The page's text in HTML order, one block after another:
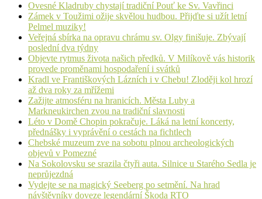
Ovesné Kladruby chystají tradiční Pouť ke Sv. Vavřinci
Zámek v Toužimi ožije skvělou hudbou. Přijďte si užít letní
Pelmel muziky!
Veřejná sbírka na opravu chrámu sv. Olgy finišuje. Zbývají
poslední dva týdny
Objevte rytmus života našich předků. V Milíkově vás historik
provede proměnami hospodaření i svátků
Kradl ve Františkových Lázních i v Chebu! Zloději kol hrozí
až dva roky za mřížemi
Zažijte atmosféru na hranicích. Města Luby a
Markneukirchen zvou na tradiční slavnosti
Léto v Domě Chopin pokračuje. Láká na letní koncerty,
přednášky i vyprávění o cestách na fichtlech
Chebské muzeum zve na sobotu plnou archeologických
objevů v Pomezné
Na Sokolovsku se srazila čtyři auta. Silnice u Starého Sedla je
neprůjezdná
Vydejte se na magický Seeberg po setmění. Na hrad
návštěvníky doveze legendární Škoda RTO